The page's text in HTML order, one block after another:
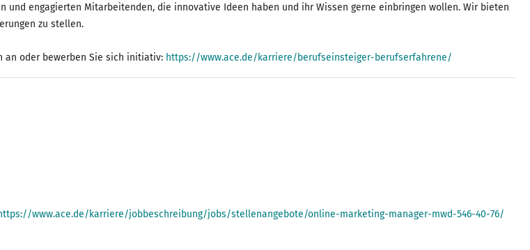
engagierten Mitarbeitenden, die innovative Ideen haben und ihr Wissen gerne einbringen wollen. Wir bieten
zu stellen.
an oder bewerben Sie sich initiativ: https://www.ace.de/karriere/berufseinsteiger-berufserfahrene/
www.ace.de/karriere/jobbeschreibung/jobs/stellenangebote/online-marketing-manager-mwd-546-40-76/